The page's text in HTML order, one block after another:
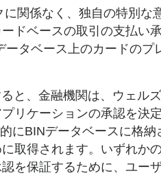
関係なく、独自の特別
ドベースの取引の支払い
タベース上のカードの
と、金融機関は、ウェル
リケーションの承認を決
にBINデータベースに格
取得されます。いずれ
を保証するために、ユー